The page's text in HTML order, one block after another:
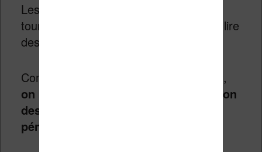
Les gens vont donc naturellement se
tourner vers la lecture numérique pour lire
des livres.
Comme lors du précédent confinement,
on peut s’attendre à une augmentation
des ventes des liseuses jusqu’à la
pénurie